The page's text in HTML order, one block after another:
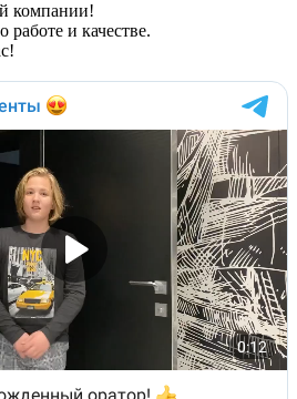
компании!
и качестве.